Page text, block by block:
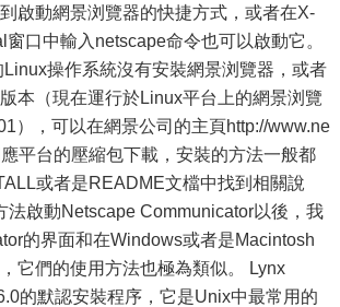
啟動網景浏覽器的快捷方式，或者在X-
口中輸入netscape命令也可以啟動它。
操作系統沒有安裝網景浏覽器，或者
本（現在運行於Linux平台上的網景浏覽
），可以在網景公司的主頁http://www.ne
平台的壓縮包下載，安裝的方法一般都
或者是README文檔中找到相關說
動Netscape Communicator以後，我
的界面和在Windows或者是Macintosh
，它們的使用方法也極為類似。 Lynx
的默認安裝程序，它是Unix中最常用的